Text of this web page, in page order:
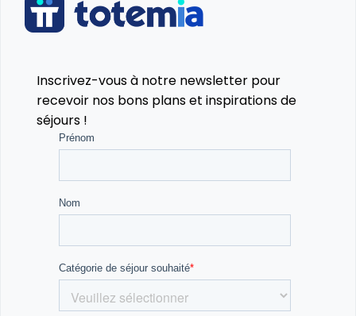
Inscrivez-vous à notre newsletter pour
recevoir nos bons plans et inspirations de
séjours !